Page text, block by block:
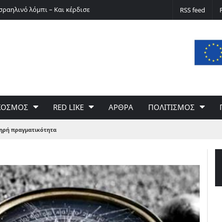
λόμπι – Και κέρδισε Ο Ερνστ Φίσερ για τις Δίκες της Μόσχας
RSS feed
RED LIKE ΑΡΘΡΑ ΠΟΛΙΤΙΣΜΟΣ
πραγματικότητα